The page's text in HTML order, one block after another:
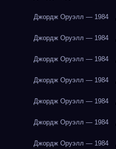
Джордж Оруэлл — 1984
Джордж Оруэлл — 1984
Джордж Оруэлл — 1984
Джордж Оруэлл — 1984
Джордж Оруэлл — 1984
Джордж Оруэлл — 1984
Джордж Оруэлл — 1984